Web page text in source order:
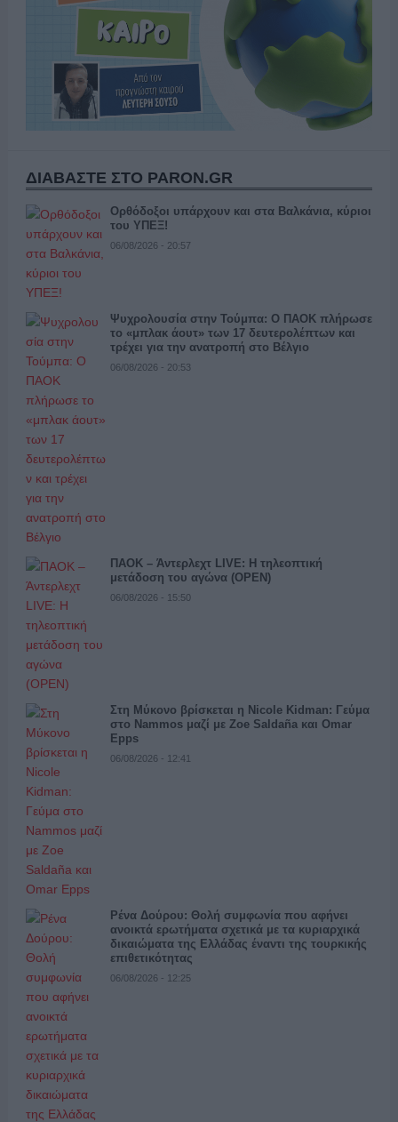
ΔΙΑΒΑΣΤΕ ΣΤΟ PARON.GR
Ορθόδοξοι υπάρχουν και στα Βαλκάνια, κύριοι
του ΥΠΕΞ!
06/08/2026 - 20:57
Ψυχρολουσία στην Τούμπα: Ο ΠΑΟΚ πλήρωσε
το «μπλακ άουτ» των 17 δευτερολέπτων και
τρέχει για την ανατροπή στο Βέλγιο
06/08/2026 - 20:53
ΠΑΟΚ – Άντερλεχτ LIVE: Η τηλεοπτική
μετάδοση του αγώνα (OPEN)
06/08/2026 - 15:50
Στη Μύκονο βρίσκεται η Nicole Kidman: Γεύμα
στο Nammos μαζί με Zoe Saldaña και Omar
Epps
06/08/2026 - 12:41
Ρένα Δούρου: Θολή συμφωνία που αφήνει
ανοικτά ερωτήματα σχετικά με τα κυριαρχικά
δικαιώματα της Ελλάδας έναντι της τουρκικής
επιθετικότητας
06/08/2026 - 12:25